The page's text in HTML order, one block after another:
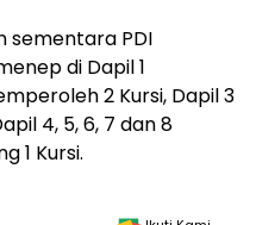
sementara PDI
di Dapil 1
2 Kursi, Dapil 3
4, 5, 6, 7 dan 8
1 Kursi.